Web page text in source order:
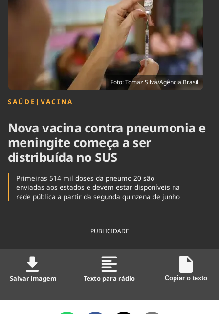
Brasil Mineral
Infraestrutura
Internacional
Política
Saúde
Tempo
Foto: Tomaz Silva/Agência Brasil
SAÚDE | VACINA
Nova vacina contra pneumonia e
meningite começa a ser
distribuída no SUS
Primeiras 514 mil doses da pneumo 20 são
enviadas aos estados e devem estar disponíveis na
rede pública a partir da segunda quinzena de junho
PUBLICIDADE
Salvar imagem Texto para rádio Copiar o texto